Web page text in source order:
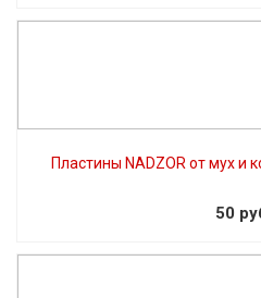
Пластины NADZOR от мух и
50